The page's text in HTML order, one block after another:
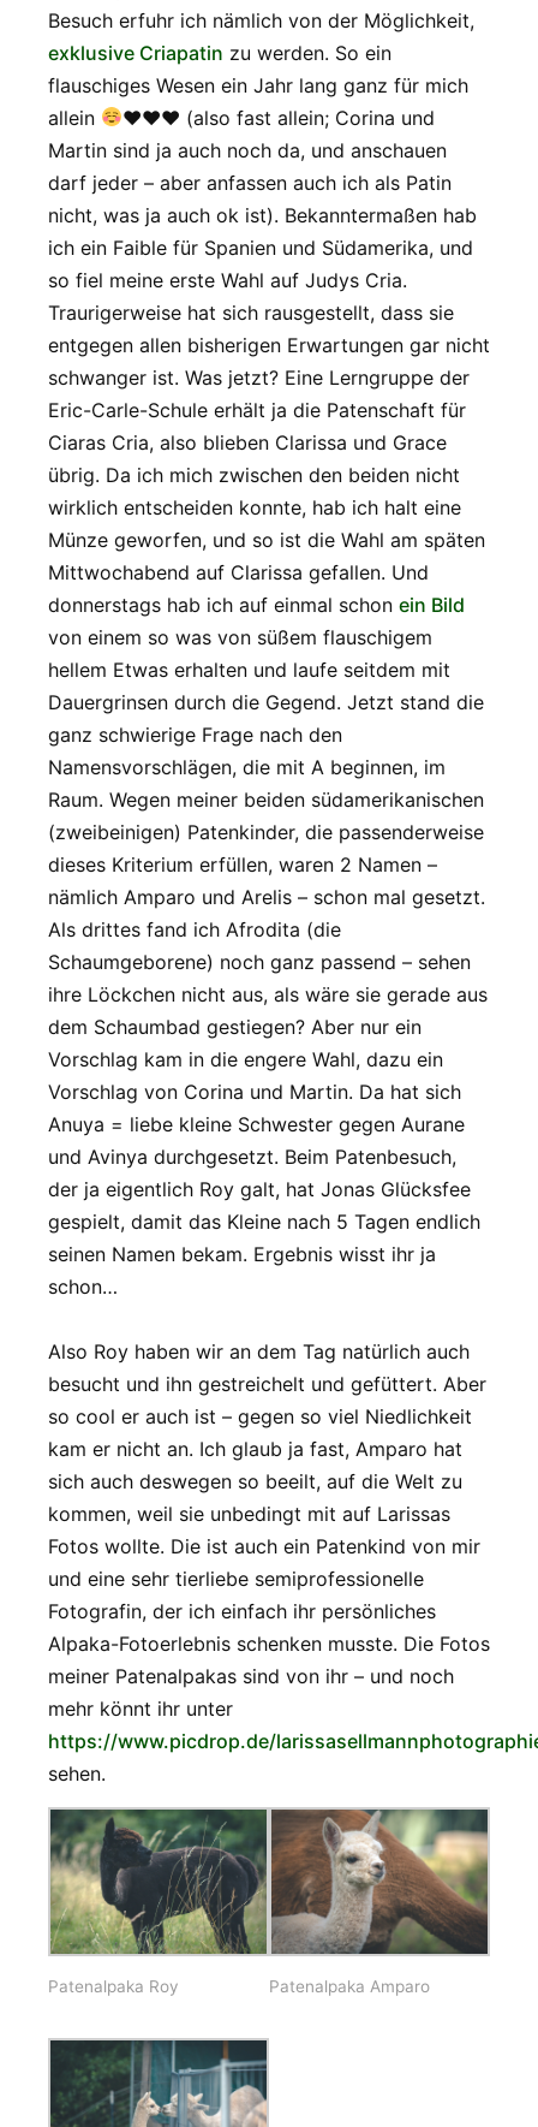
Besuch erfuhr ich nämlich von der Möglichkeit,
exklusive Criapatin zu werden. So ein
flauschiges Wesen ein Jahr lang ganz für mich
allein
♥♥♥ (also fast allein; Corina und
Martin sind ja auch noch da, und anschauen
darf jeder – aber anfassen auch ich als Patin
nicht, was ja auch ok ist). Bekanntermaßen hab
ich ein Faible für Spanien und Südamerika, und
so fiel meine erste Wahl auf Judys Cria.
Traurigerweise hat sich rausgestellt, dass sie
entgegen allen bisherigen Erwartungen gar nicht
schwanger ist. Was jetzt? Eine Lerngruppe der
Eric-Carle-Schule erhält ja die Patenschaft für
Ciaras Cria, also blieben Clarissa und Grace
übrig. Da ich mich zwischen den beiden nicht
wirklich entscheiden konnte, hab ich halt eine
Münze geworfen, und so ist die Wahl am späten
Mittwochabend auf Clarissa gefallen. Und
donnerstags hab ich auf einmal schon ein Bild
von einem so was von süßem flauschigem
hellem Etwas erhalten und laufe seitdem mit
Dauergrinsen durch die Gegend. Jetzt stand die
ganz schwierige Frage nach den
Namensvorschlägen, die mit A beginnen, im
Raum. Wegen meiner beiden südamerikanischen
(zweibeinigen) Patenkinder, die passenderweise
dieses Kriterium erfüllen, waren 2 Namen –
nämlich Amparo und Arelis – schon mal gesetzt.
Als drittes fand ich Afrodita (die
Schaumgeborene) noch ganz passend – sehen
ihre Löckchen nicht aus, als wäre sie gerade aus
dem Schaumbad gestiegen? Aber nur ein
Vorschlag kam in die engere Wahl, dazu ein
Vorschlag von Corina und Martin. Da hat sich
Anuya = liebe kleine Schwester gegen Aurane
und Avinya durchgesetzt. Beim Patenbesuch,
der ja eigentlich Roy galt, hat Jonas Glücksfee
gespielt, damit das Kleine nach 5 Tagen endlich
seinen Namen bekam. Ergebnis wisst ihr ja
schon…
Also Roy haben wir an dem Tag natürlich auch
besucht und ihn gestreichelt und gefüttert. Aber
so cool er auch ist – gegen so viel Niedlichkeit
kam er nicht an. Ich glaub ja fast, Amparo hat
sich auch deswegen so beeilt, auf die Welt zu
kommen, weil sie unbedingt mit auf Larissas
Fotos wollte. Die ist auch ein Patenkind von mir
und eine sehr tierliebe semiprofessionelle
Fotografin, der ich einfach ihr persönliches
Alpaka-Fotoerlebnis schenken musste. Die Fotos
meiner Patenalpakas sind von ihr – und noch
mehr könnt ihr unter
https://www.picdrop.de/
sehen.
Patenalpaka Roy Patenalpaka Amparo